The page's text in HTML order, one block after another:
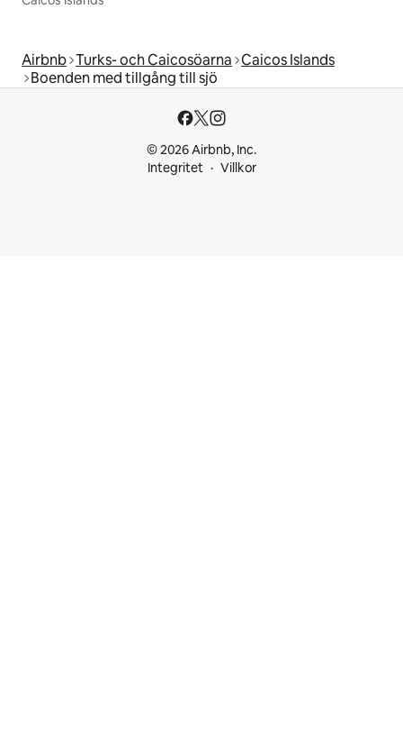
Airbnb Turks- och Caicosöarna Caicos Islands
Boenden med tillgång till sjö
© 2026 Airbnb, Inc.
Integritet
Villkor